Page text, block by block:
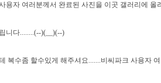
용자 여러분께서 완료된 사진을 이곳 갤러리에 올
니다........(--)(__)(--)
복수좀 할수있게 해주셔요.......비씨파크 사용자